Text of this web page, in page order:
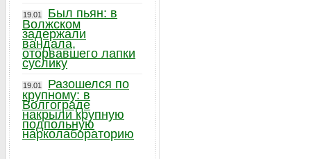
19.01
Был пьян: в
Волжском
задержали
вандала,
оторвавшего лапки
суслику
19.01
Разошелся по
крупному: в
Волгограде
накрыли крупную
подпольную
нарколабораторию